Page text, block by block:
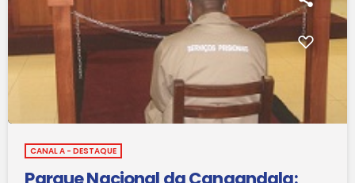
CANAL A - DESTAQUE
Parque Nacional da Cangandala: